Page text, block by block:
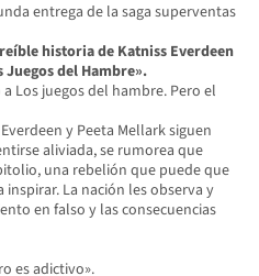
entrega de la saga superventas
historia de Katniss Everdeen
del Hambre».
Los juegos del hambre. Pero el
y Peeta Mellark siguen
aliviada, se rumorea que
una rebelión que puede que
La nación les observa y
en falso y las consecuencias
es adictivo».